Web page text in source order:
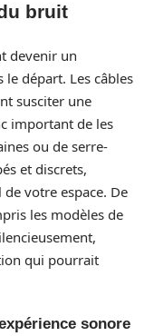
bruit
devenir un
le départ. Les câbles
susciter une
important de les
ou de serre-
et discrets,
votre espace. De
les modèles de
qui pourrait
sonore